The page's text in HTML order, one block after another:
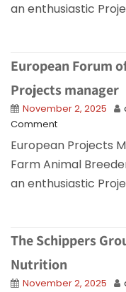
an enthusiastic
European Forum
Projects manager
November 2, 2025
Comment
European Projects
Farm Animal
an enthusiastic
The Schippers
Nutrition
November 2, 2025